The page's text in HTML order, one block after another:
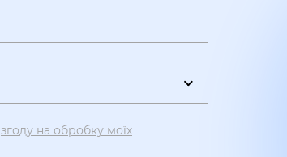
згоду на обробку моїх